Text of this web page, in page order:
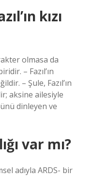
kızı
olmasa da
– Fazıl’ın
– Şule, Fazıl’ın
aksine ailesiyle
dinleyen ve
var mı?
adıyla ARDS- bir